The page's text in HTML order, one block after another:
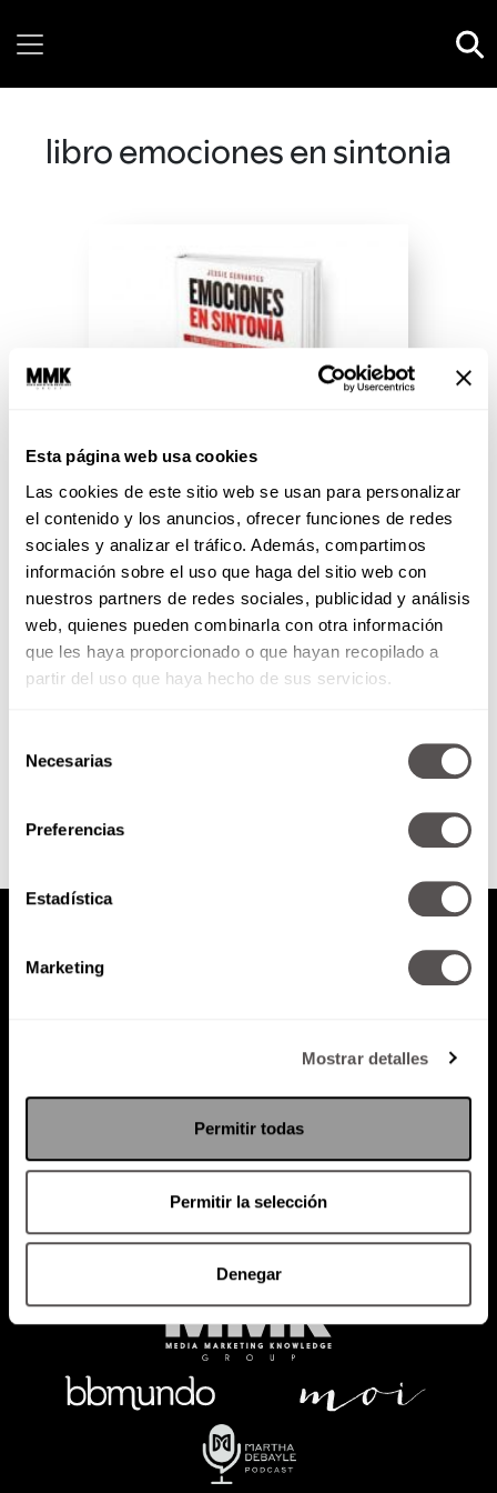
Esta página web usa cookies
Las cookies de este sitio web se usan para personalizar
el contenido y los anuncios, ofrecer funciones de redes
sociales y analizar el tráfico. Además, compartimos
información sobre el uso que haga del sitio web con
nuestros partners de redes sociales, publicidad y análisis
web, quienes pueden combinarla con otra información
que les haya proporcionado o que hayan recopilado a
partir del uso que haya hecho de sus servicios.
Necesarias
Preferencias
Estadística
Marketing
Mostrar detalles
Permitir todas
Permitir la selección
Denegar
libro emociones en sintonia
Libro: Emociones en sintonía
por Jessie Cervantes
Es una historia de superación
personal, de amor y de suspenso
que se desarrolla en una cabina
de radio. Los...
Política de Privacidad
PODCAST RADIO MARTHA EVENTOS
SACA TU ID